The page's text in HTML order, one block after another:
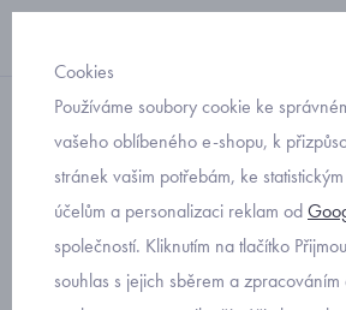
s dlouhým rukávem
Mayoral dětské
vesmírem 4001-32
Cookies
Používáme soubory cookie ke
vašeho oblíbeného e-shopu, k
stránek vašim potřebám, ke
účelům a personalizaci reklam od
společností. Kliknutím na tlačítko
souhlas s jejich sběrem a zpracováním